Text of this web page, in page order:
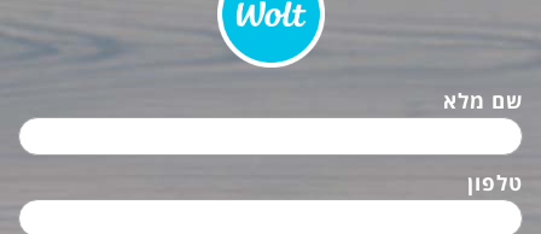
שם מלא
טלפון